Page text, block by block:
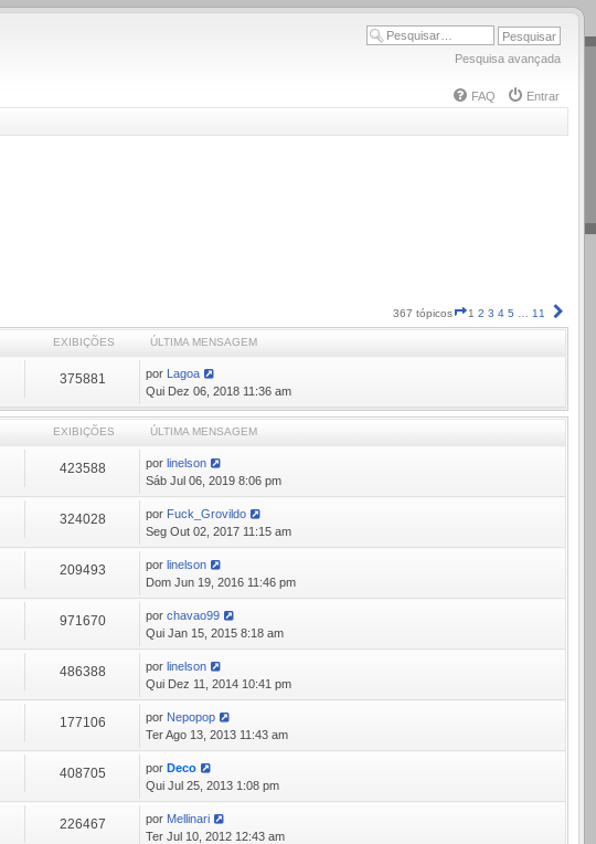
Pesquisa avançada
FAQ
Entrar
367 tópicos Página
1
1 2 3 4 5 11
EXIBIÇÕES ÚLTIMA MENSAGEM
375881 por Lagoa
Qui Dez 06, 2018 11:36 am
EXIBIÇÕES ÚLTIMA MENSAGEM
423588 porlinelson
Sáb Jul 06, 2019 8:06 pm
324028 por Fuck_Grovildo
Seg Out 02, 2017 11:15 am
209493 porlinelson
Dom Jun 19, 2016 11:46 pm
971670 porchavao99
Qui Jan 15, 2015 8:18 am
486388 porlinelson
Qui Dez 11, 2014 10:41 pm
177106 por Nepopop
Ter Ago 13, 2013 11:43 am
408705 porDeco
Qui Jul 25, 2013 1:08 pm
226467 por Mellinari
Ter Jul 10, 2012 12:43 am